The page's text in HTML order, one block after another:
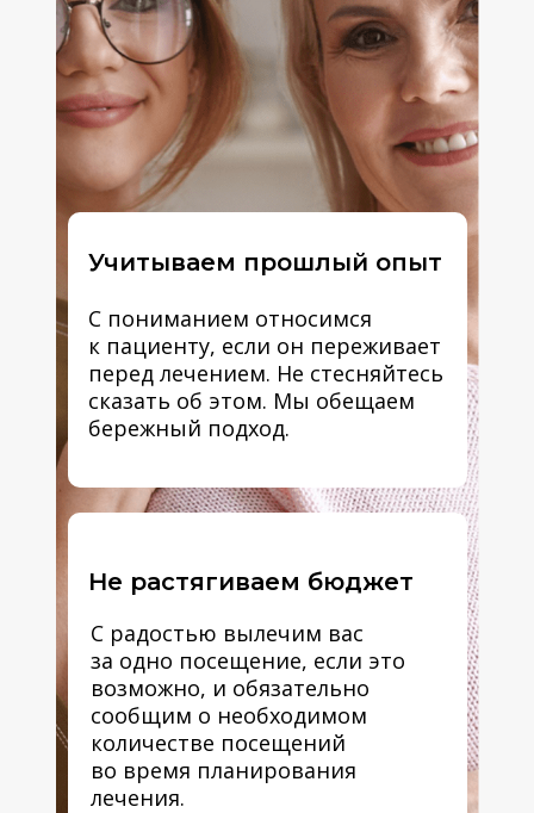
Учитываем прошлый опыт
С пониманием относимся
к пациенту, если он переживает
перед лечением. Не стесняйтесь
сказать об этом. Мы обещаем
бережный подход.
Не растягиваем бюджет
С радостью вылечим вас
за одно посещение, если это
возможно, и обязательно
сообщим о необходимом
количестве посещений
во время планирования
лечения.